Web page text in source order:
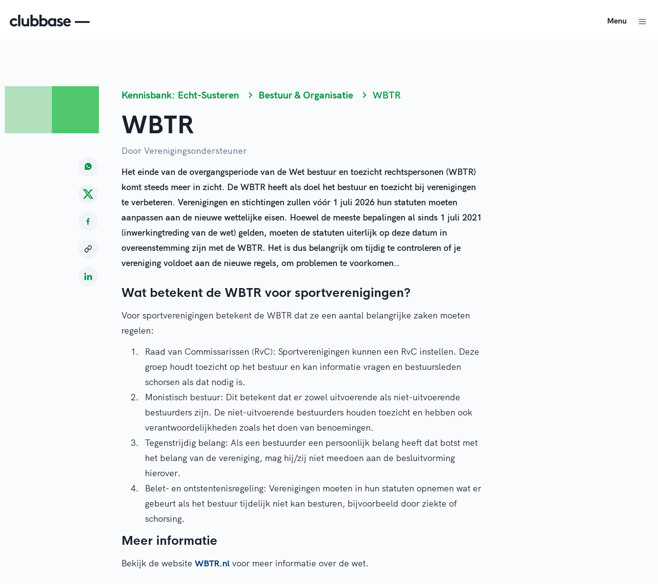
Menu
Kennisbank: Echt-Susteren Bestuur & Organisatie WBTR
WBTR
Door Verenigingsondersteuner
Het einde van de overgangsperiode van de Wet bestuur en toezicht rechtspersonen (WBTR)
komt steeds meer in zicht. De WBTR heeft als doel het bestuur en toezicht bij verenigingen
te verbeteren. Verenigingen en stichtingen zullen vóór 1 juli 2026 hun statuten moeten
aanpassen aan de nieuwe wettelijke eisen. Hoewel de meeste bepalingen al sinds 1 juli 2021
(inwerkingtreding van de wet) gelden, moeten de statuten uiterlijk op deze datum in
overeenstemming zijn met de WBTR. Het is dus belangrijk om tijdig te controleren of je
vereniging voldoet aan de nieuwe regels, om problemen te voorkomen..
Wat betekent de WBTR voor sportverenigingen?
Voor sportverenigingen betekent de WBTR dat ze een aantal belangrijke zaken moeten
regelen:
Raad van Commissarissen (RvC): Sportverenigingen kunnen een RvC instellen. Deze
groep houdt toezicht op het bestuur en kan informatie vragen en bestuursleden
schorsen als dat nodig is.
Monistisch bestuur: Dit betekent dat er zowel uitvoerende als niet-uitvoerende
bestuurders zijn. De niet-uitvoerende bestuurders houden toezicht en hebben ook
verantwoordelijkheden zoals het doen van benoemingen.
Tegenstrijdig belang: Als een bestuurder een persoonlijk belang heeft dat botst met
het belang van de vereniging, mag hij/zij niet meedoen aan de besluitvorming
hierover.
Belet- en ontstentenisregeling: Verenigingen moeten in hun statuten opnemen wat er
gebeurt als het bestuur tijdelijk niet kan besturen, bijvoorbeeld door ziekte of
schorsing.
Meer informatie
Bekijk de website WBTR.nl voor meer informatie over de wet.